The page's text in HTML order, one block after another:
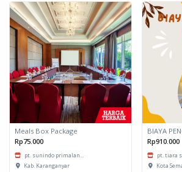
Meals Box Package
Rp75.000
pt. sunindo primalan...
Kab. Karanganyar
BIAYA
Rp910.000
pt. tiara
Kota